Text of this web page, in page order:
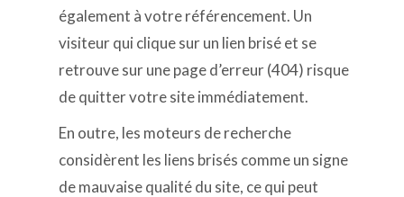
également à votre référencement. Un
visiteur qui clique sur un lien brisé et se
retrouve sur une page d’erreur (404) risque
de quitter votre site immédiatement.
En outre, les moteurs de recherche
considèrent les liens brisés comme un signe
de mauvaise qualité du site, ce qui peut